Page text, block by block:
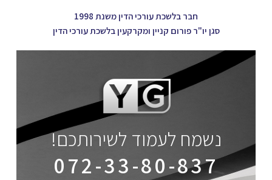
חבר בלשכת עורכי הדין משנת 1998
סגן יו"ר פורום קניין ומקרקעין בלשכת עורכי הדין
נשמח לעמוד לשירותכם!
072-33-80-837